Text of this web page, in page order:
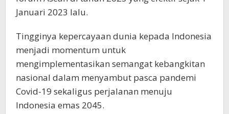
Januari 2023 lalu.
Tingginya kepercayaan dunia kepada Indonesia
menjadi momentum untuk
mengimplementasikan semangat kebangkitan
nasional dalam menyambut pasca pandemi
Covid-19 sekaligus perjalanan menuju
Indonesia emas 2045.